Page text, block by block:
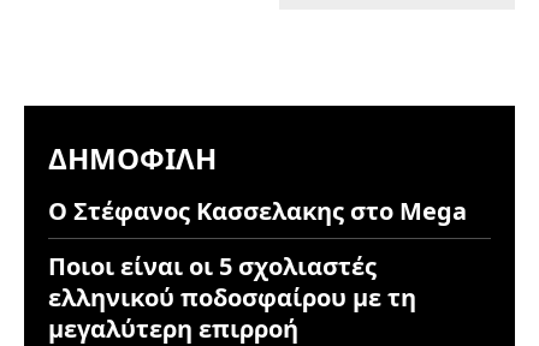
ΔΗΜΟΦΙΛΉ
Ο Στέφανος Κασσελακης στο Mega
Ποιοι είναι οι 5 σχολιαστές
ελληνικού ποδοσφαίρου με τη
μεγαλύτερη επιρροή